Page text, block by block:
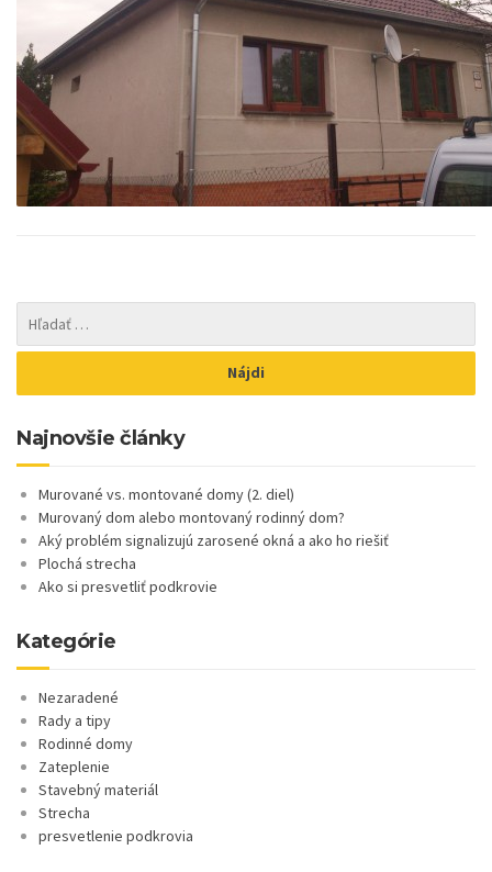
Najnovšie články
Murované vs. montované domy (2. diel)
Murovaný dom alebo montovaný rodinný dom?
Aký problém signalizujú zarosené okná a ako ho riešiť
Plochá strecha
Ako si presvetliť podkrovie
Kategórie
Nezaradené
Rady a tipy
Rodinné domy
Zateplenie
Stavebný materiál
Strecha
presvetlenie podkrovia